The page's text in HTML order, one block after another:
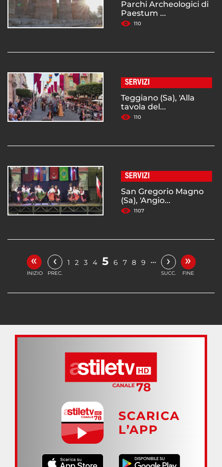
Parchi Archeologici di
Paestum ...
110
SERVIZI
Teggiano (Sa), 'Alla
tavola del...
110
SERVIZI
San Gregorio Magno
(Sa), 'Angio...
1107
«
INIZIO
‹
PREC.
1 2 3 4 5 6 7 8 9 … ›
SUCC.
»
FINE
SCARICA
L’APP